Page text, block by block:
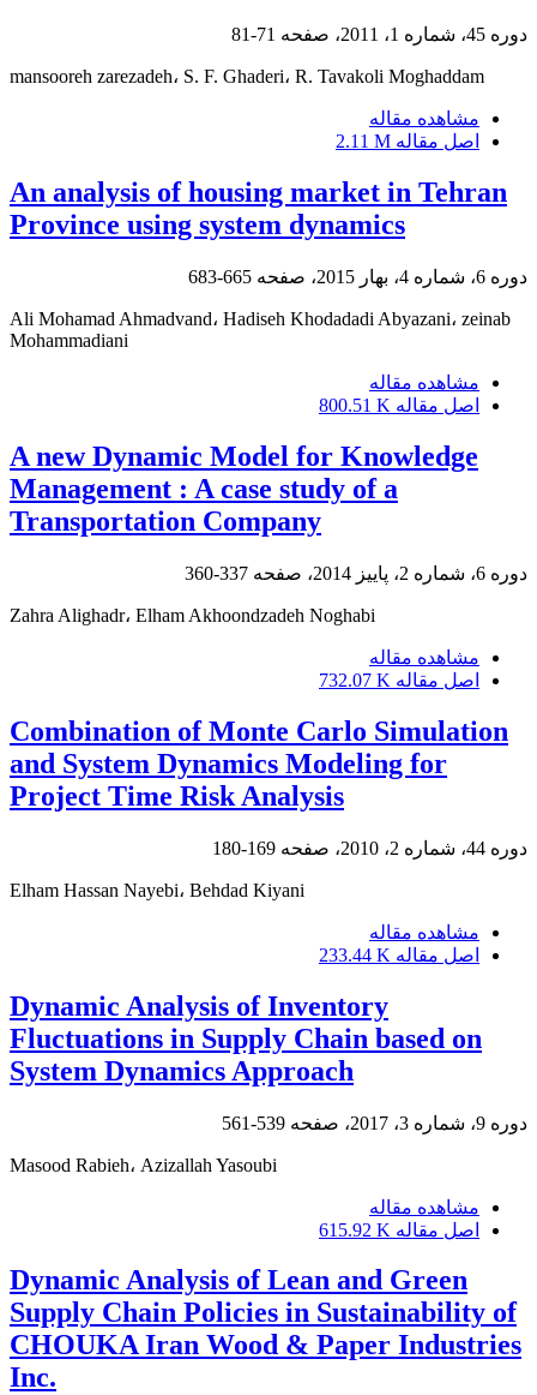
دوره 45، شماره 1، 2011، صفحه 71-81
mansooreh zarezadeh، S. F. Ghaderi، R. Tavakoli Moghaddam
مشاهده مقاله
اصل مقاله 2.11 M
An analysis of housing market in Tehran
Province using system dynamics
دوره 6، شماره 4، بهار 2015، صفحه 665-683
Ali Mohamad Ahmadvand، Hadiseh Khodadadi Abyazani، zeinab
Mohammadiani
مشاهده مقاله
اصل مقاله 800.51 K
A new Dynamic Model for Knowledge
Management : A case study of a
Transportation Company
دوره 6، شماره 2، پاییز 2014، صفحه 337-360
Zahra Alighadr، Elham Akhoondzadeh Noghabi
مشاهده مقاله
اصل مقاله 732.07 K
Combination of Monte Carlo Simulation
and System Dynamics Modeling for
Project Time Risk Analysis
دوره 44، شماره 2، 2010، صفحه 169-180
Elham Hassan Nayebi، Behdad Kiyani
مشاهده مقاله
اصل مقاله 233.44 K
Dynamic Analysis of Inventory
Fluctuations in Supply Chain based on
System Dynamics Approach
دوره 9، شماره 3، 2017، صفحه 539-561
Masood Rabieh، Azizallah Yasoubi
مشاهده مقاله
اصل مقاله 615.92 K
Dynamic Analysis of Lean and Green
Supply Chain Policies in Sustainability of
CHOUKA Iran Wood & Paper Industries
Inc.